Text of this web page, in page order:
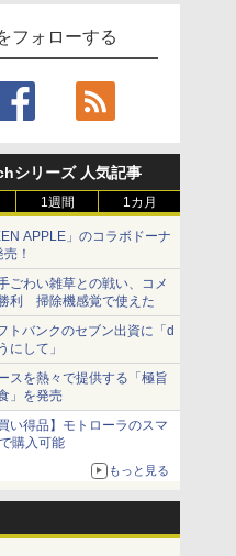
フォローする
シリーズ 人気記事
1週間 1カ月
APPLE」のコラボドーナ
！
ごわい雑草との戦い、コメ
利 掃除機感覚で使えた
トバンクのセブン出資に「d
にして」
スを熱々で提供する「極旨
」を発売
い得品】モトローラのスマ
購入可能
もっと見る